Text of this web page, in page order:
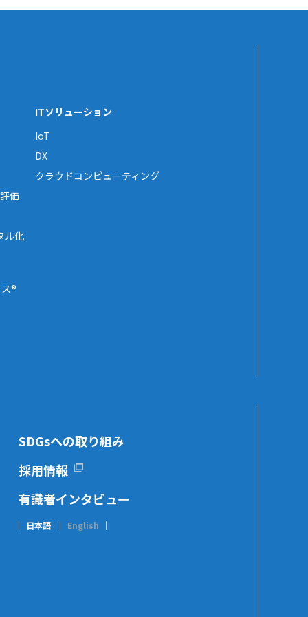
価
ル化
®
ITソリューション
IoT
DX
クラウドコンピューティング
SDGsへの取り組み
採用情報
有識者インタビュー
日本語 English